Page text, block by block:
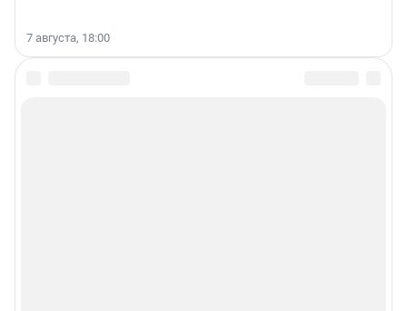
7 августа, 18:00